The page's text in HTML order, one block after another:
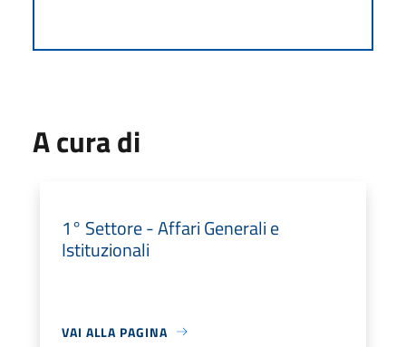
A cura di
1° Settore - Affari Generali e
Istituzionali
VAI ALLA PAGINA